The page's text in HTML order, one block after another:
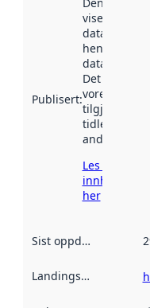
Publisert:
viser når
datasettet
henta inn av
Det kan ha
vore
tilgjengeleg
tidlegare
andre stader.
Les meir om
innhenting
her
Sist oppdatert
Landingsside